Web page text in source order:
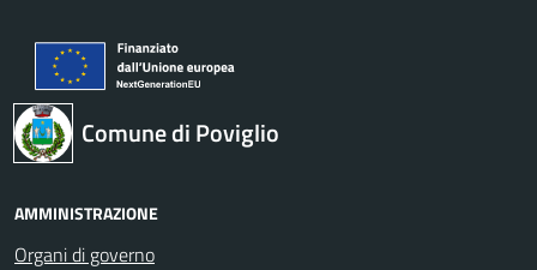
Comune di Poviglio
AMMINISTRAZIONE
Organi di governo